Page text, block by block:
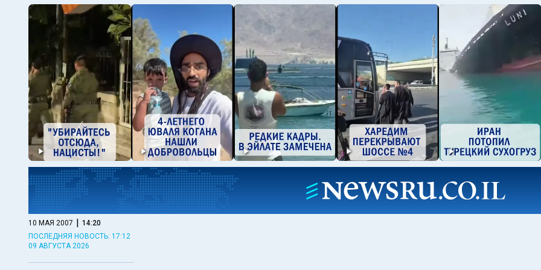
10 МАЯ 2007 | 14:20
ПОСЛЕДНЯЯ НОВОСТЬ: 17:12
09 АВГУСТА 2026